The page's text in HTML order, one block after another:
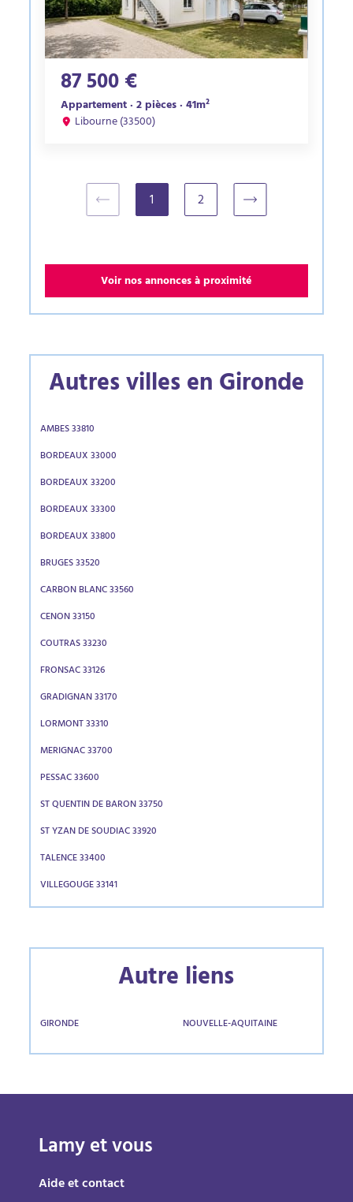
87 500 €
Appartement · 2 pièces · 41m²
Libourne (33500)
1(current)2
Voir nos annonces à proximité
Autres villes en Gironde
AMBES 33810
BORDEAUX 33000
BORDEAUX 33200
BORDEAUX 33300
BORDEAUX 33800
BRUGES 33520
CARBON BLANC 33560
CENON 33150
COUTRAS 33230
FRONSAC 33126
GRADIGNAN 33170
LORMONT 33310
MERIGNAC 33700
PESSAC 33600
ST QUENTIN DE BARON 33750
ST YZAN DE SOUDIAC 33920
TALENCE 33400
VILLEGOUGE 33141
Autre liens
GIRONDE NOUVELLE-AQUITAINE
Lamy et vous
Aide et contact